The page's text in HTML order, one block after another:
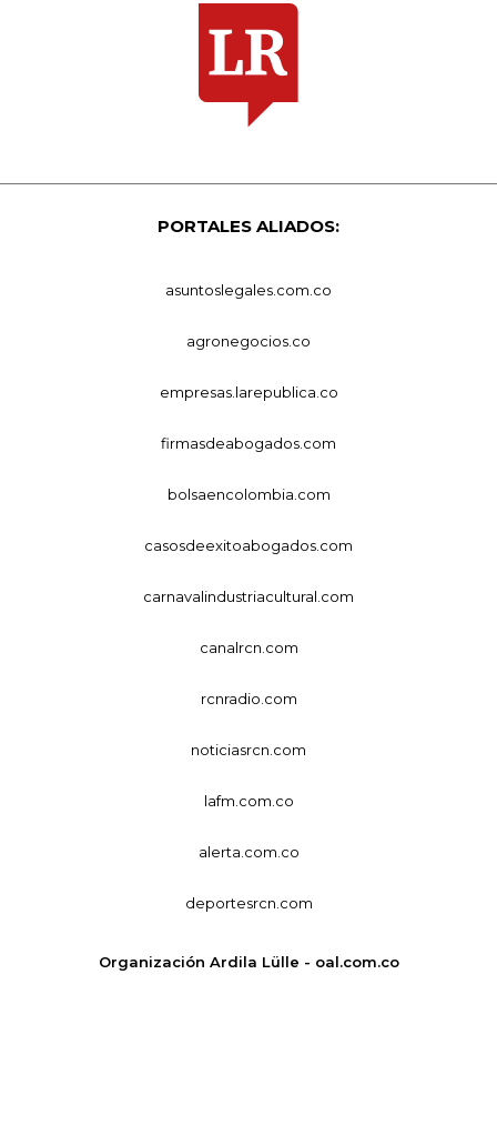
PORTALES ALIADOS:
asuntoslegales.com.co
agronegocios.co
empresas.larepublica.co
firmasdeabogados.com
bolsaencolombia.com
casosdeexitoabogados.com
carnavalindustriacultural.com
canalrcn.com
rcnradio.com
noticiasrcn.com
lafm.com.co
alerta.com.co
deportesrcn.com
Organización Ardila Lülle - oal.com.co